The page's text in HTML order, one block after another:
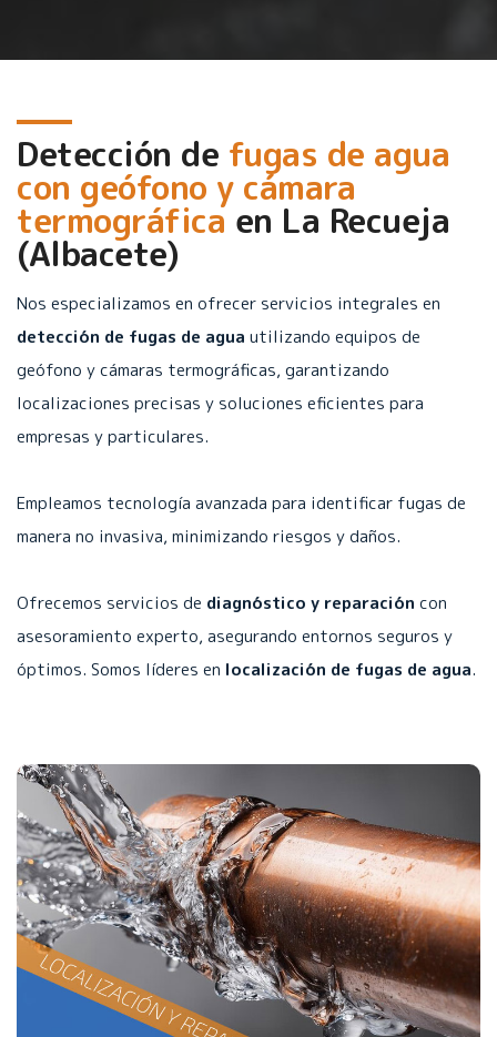
Detección de fugas de agua
con geófono y cámara
termográficaen La Recueja
(Albacete)
Nos especializamos en ofrecer servicios integrales en
detección de fugas de agua utilizando equipos de
geófono y cámaras termográficas, garantizando
localizaciones precisas y soluciones eficientes para
empresas y particulares.
Empleamos tecnología avanzada para identificar fugas de
manera no invasiva, minimizando riesgos y daños.
Ofrecemos servicios de diagnóstico y reparación con
asesoramiento experto, asegurando entornos seguros y
óptimos. Somos líderes en localización de fugas de agua.